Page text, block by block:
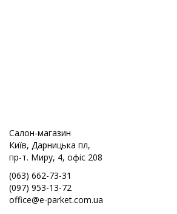
Салон-магазин
Київ, Дарницька пл,
пр-т. Миру, 4, офіс 208
(063) 662-73-31
(097) 953-13-72
office@e-parket.com.ua